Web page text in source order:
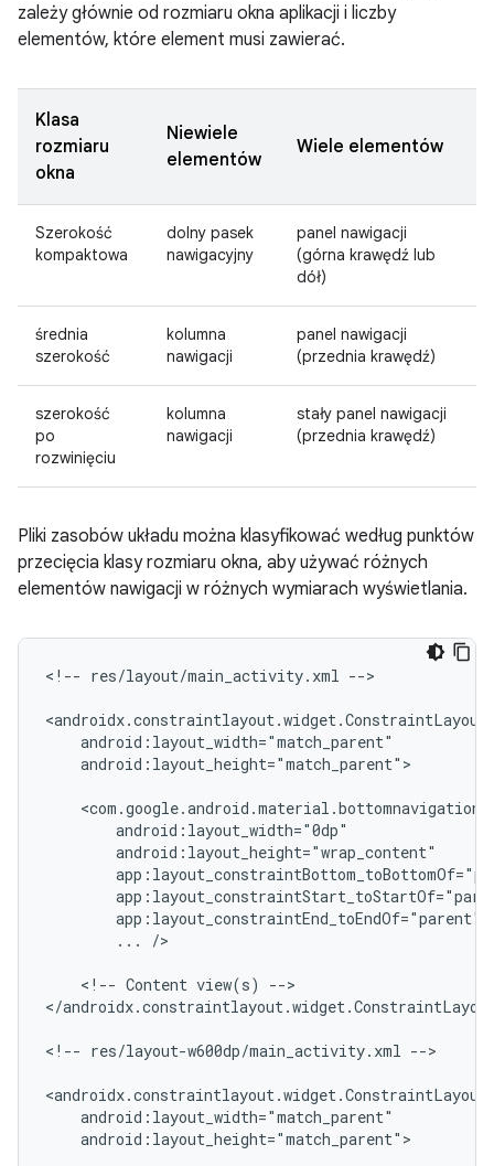
zależy głównie od rozmiaru okna aplikacji i liczby
elementów, które element musi zawierać.
Klasa
rozmiaru
okna
Niewiele
elementów
Wiele elementów
Szerokość
kompaktowa
dolny pasek
nawigacyjny
panel nawigacji
(górna krawędź lub
dół)
średnia
szerokość
kolumna
nawigacji
panel nawigacji
(przednia krawędź)
szerokość
po
rozwinięciu
kolumna
nawigacji
stały panel nawigacji
(przednia krawędź)
Pliki zasobów układu można klasyfikować według punktów
przecięcia klasy rozmiaru okna, aby używać różnych
elementów nawigacji w różnych wymiarach wyświetlania.
<!-- res/layout/main_activity.xml -->
android:layout_height="match_parent">
...
/>
<!-- Content view(s)
-->
</
<!-- res/layout-w600dp/main_activity.xml -->
android:layout_height="match_parent">